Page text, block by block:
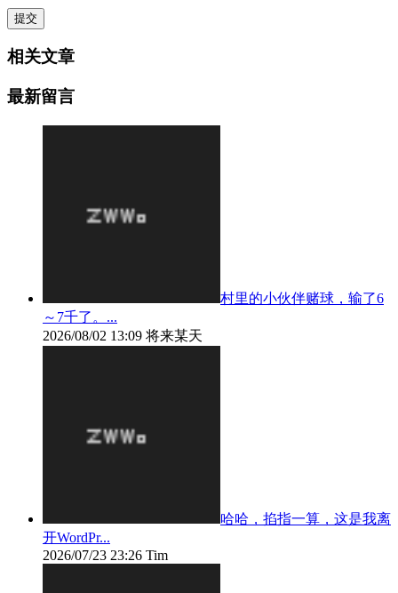
相关文章
最新留言
村里的小伙伴赌球，输了6
～7千了。...
2026/08/02 13:09 将来某天
哈哈，掐指一算，这是我离
开WordPr...
2026/07/23 23:26 Tim